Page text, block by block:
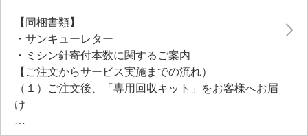
【同梱書類】
・サンキューレター
・ミシン針寄付本数に関するご案内
【ご注文からサービス実施までの流れ）
（１）ご注文後、「専用回収キット」をお客様へお届
け
（２）同梱されている衣類回収袋をご利用の上、ご不